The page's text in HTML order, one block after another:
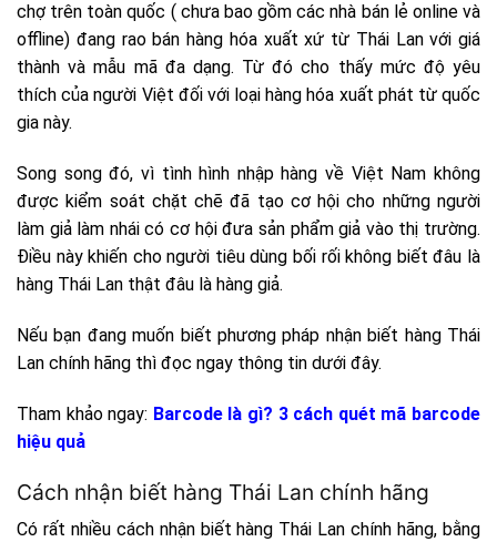
chợ trên toàn quốc ( chưa bao gồm các nhà bán lẻ online và
offline) đang rao bán hàng hóa xuất xứ từ Thái Lan với giá
thành và mẫu mã đa dạng. Từ đó cho thấy mức độ yêu
thích của người Việt đối với loại hàng hóa xuất phát từ quốc
gia này.
Song song đó, vì tình hình nhập hàng về Việt Nam không
được kiểm soát chặt chẽ đã tạo cơ hội cho những người
làm giả làm nhái có cơ hội đưa sản phẩm giả vào thị trường.
Điều này khiến cho người tiêu dùng bối rối không biết đâu là
hàng Thái Lan thật đâu là hàng giả.
Nếu bạn đang muốn biết phương pháp nhận biết hàng Thái
Lan chính hãng thì đọc ngay thông tin dưới đây.
Tham khảo ngay: Barcode là gì? 3 cách quét mã barcode
hiệu quả
Cách nhận biết hàng Thái Lan chính hãng
Có rất nhiều cách nhận biết hàng Thái Lan chính hãng, bằng